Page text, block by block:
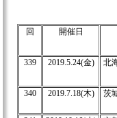
回 開催日
339 2019.5.24(金) 北
340 2019.7.18(木) 茨